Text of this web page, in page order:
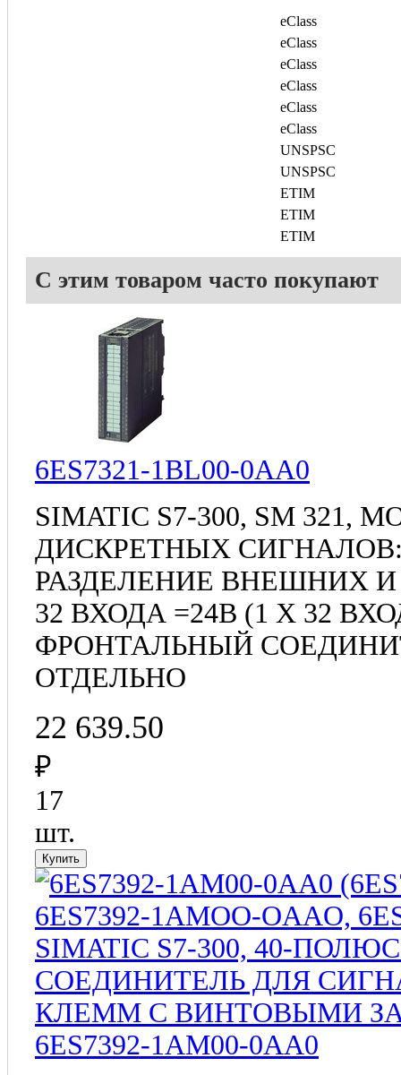
eClass
eClass
eClass
eClass
eClass
eClass
UNSPSC
UNSPSC
ETIM
ETIM
ETIM
С этим товаром часто покупают
6ES7321-1BL00-0AA0
SIMATIC S7-300, SM 321,
ДИСКРЕТНЫХ
РАЗДЕЛЕНИЕ ВНЕШНИХ
32 ВХОДА =24В (1 X 32
ФРОНТАЛЬНЫЙ
ОТДЕЛЬНО
22 639.50
₽
17
шт.
6ES7392-1AM00-0AA0